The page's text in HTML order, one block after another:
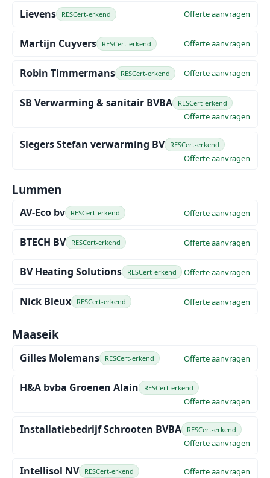
Lievens RESCert-erkend Offerte aanvragen
Martijn Cuyvers RESCert-erkend Offerte aanvragen
Robin Timmermans RESCert-erkend Offerte aanvragen
SB Verwarming & sanitair BVBA RESCert-erkend
Offerte aanvragen
Slegers Stefan verwarming BV RESCert-erkend
Offerte aanvragen
Lummen
AV-Eco bv RESCert-erkend Offerte aanvragen
BTECH BV RESCert-erkend Offerte aanvragen
BV Heating Solutions RESCert-erkend Offerte aanvragen
Nick Bleux RESCert-erkend Offerte aanvragen
Maaseik
Gilles Molemans RESCert-erkend Offerte aanvragen
H&A bvba Groenen Alain RESCert-erkend
Offerte aanvragen
Installatiebedrijf Schrooten BVBA RESCert-erkend
Offerte aanvragen
Intellisol NV RESCert-erkend Offerte aanvragen